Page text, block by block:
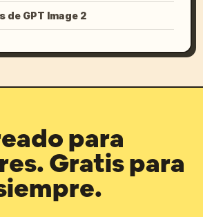
de GPT Image 2
para
Gratis para